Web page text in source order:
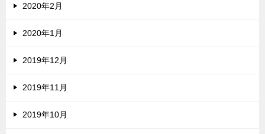
2020年2月
2020年1月
2019年12月
2019年11月
2019年10月